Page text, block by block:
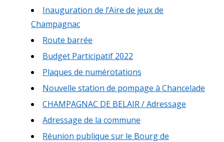
Inauguration de l’Aire de jeux de
Champagnac
Route barrée
Budget Participatif 2022
Plaques de numérotations
Nouvelle station de pompage à Chancelade
CHAMPAGNAC DE BELAIR / Adressage
Adressage de la commune
Réunion publique sur le Bourg de